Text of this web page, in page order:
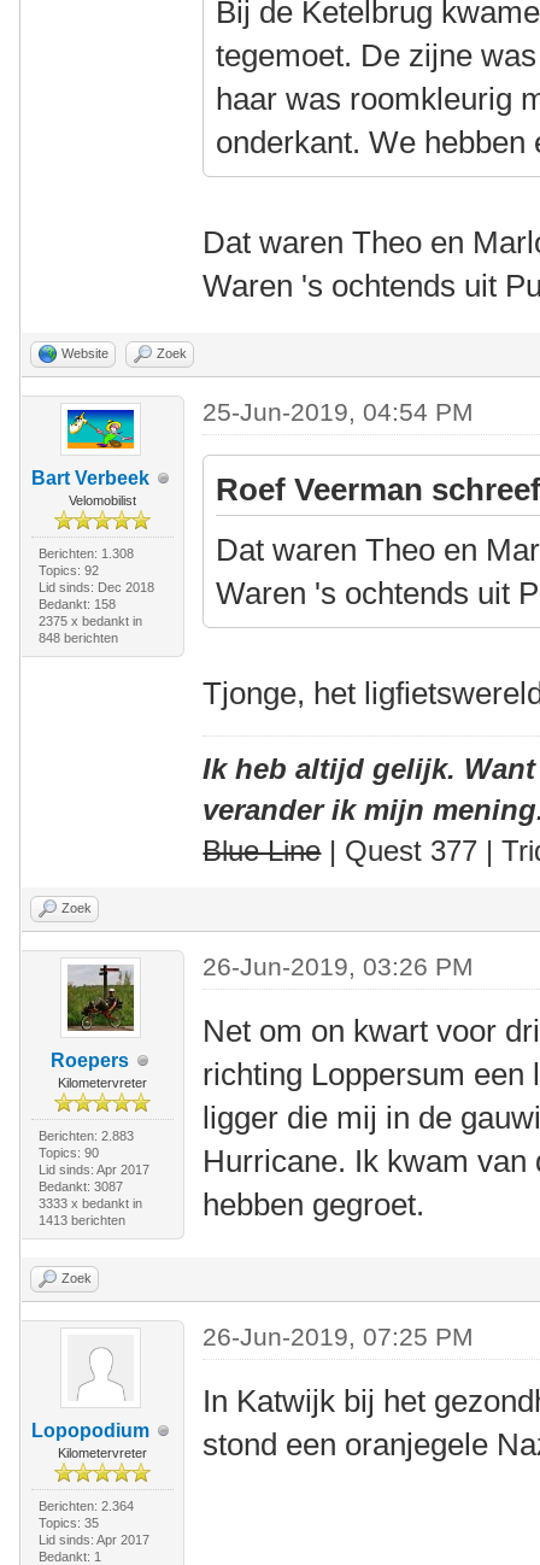
Bij de Ketelbrug
tegemoet. De zijne
haar was roomkleurig
onderkant. We hebben
Dat waren Theo en
Waren 's ochtends uit
Website Zoek
Bart Verbeek
Velomobilist
Berichten: 1.308
Topics: 92
Lid sinds: Dec 2018
Bedankt: 158
2375 x bedankt in
848 berichten
25-Jun-2019, 04:54 PM
Roef Veerman
Dat waren Theo en
Waren 's ochtends uit
Tjonge, het
Ik heb altijd gelijk.
verander ik mijn
Blue Line| Quest 377 |
Zoek
Roepers
Kilometervreter
Berichten: 2.883
Topics: 90
Lid sinds: Apr 2017
Bedankt: 3087
3333 x bedankt in
1413 berichten
26-Jun-2019, 03:26 PM
Net om on kwart voor
richting Loppersum een
ligger die mij in de
Hurricane. Ik kwam
hebben gegroet.
Zoek
Lopopodium
Kilometervreter
Berichten: 2.364
Topics: 35
Lid sinds: Apr 2017
Bedankt: 1
26-Jun-2019, 07:25 PM
In Katwijk bij het
stond een oranjegele